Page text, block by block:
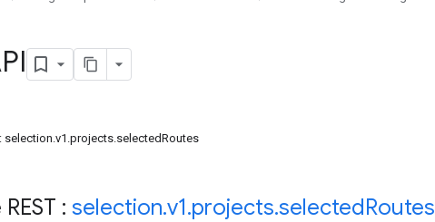
selection.v1.projects.selectedRoutes
: selection.v1.projects.selectedRoutes